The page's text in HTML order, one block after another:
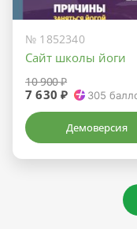
№ 1852340
Сайт школы йоги
10 900 ₽
7 630 ₽ 305
Демоверсия